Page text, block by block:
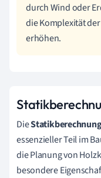
durch Wind oder
die Komplexität
erhöhen.
Die
essenzieller Teil im
die Planung von
besondere